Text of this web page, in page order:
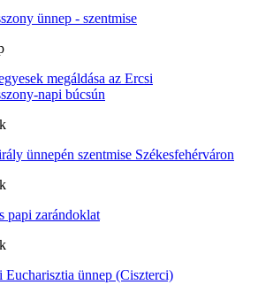
ünnep - szentmise
megáldása az Ercsi
napi búcsún
ünnepén szentmise Székesfehérváron
papi zarándoklat
Eucharisztia ünnep (Ciszterci)